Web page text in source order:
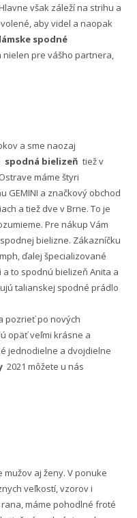
však záleží na strihu a
aby videl a naopak
spodné
pre vášho partnera,
a sme naozaj
spodná bielizeň tiež v
máme štyri
GEMINI a značkový obchod
a tiež dve v Brne. To je
Pre nákup Vám
bielizne. Zákazníčku
ďalej špecializované
to spodnú bielizeň Anita a
talianskej spodné prádlo
pozrieť po nových
opäť veľmi krásne a
jednodielne a dvojdielne
2021 môžete u nás
aj ženy. V ponuke
veľkostí, vzorov i
máme pohodlné froté